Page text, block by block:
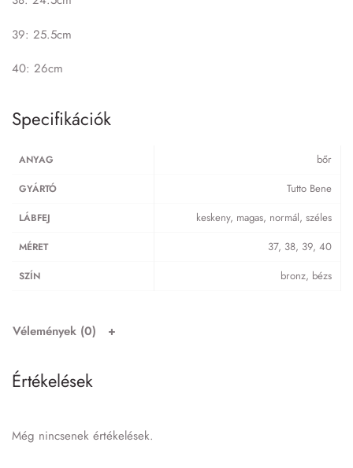
39: 25.5cm
40: 26cm
Specifikációk
ANYAG bőr
GYÁRTÓ Tutto Bene
LÁBFEJ keskeny, magas, normál, széles
MÉRET 37, 38, 39, 40
SZÍN bronz, bézs
Vélemények (0)
Értékelések
Még nincsenek értékelések.